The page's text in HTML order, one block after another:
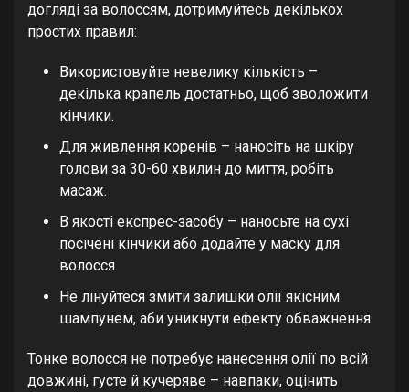
догляді за волоссям, дотримуйтесь декількох
простих правил:
Використовуйте невелику кількість –
декілька крапель достатньо, щоб зволожити
кінчики.
Для живлення коренів – наносіть на шкіру
голови за 30-60 хвилин до миття, робіть
масаж.
В якості експрес-засобу – наносьте на сухі
посічені кінчики або додайте у маску для
волосся.
Не лінуйтеся змити залишки олії якісним
шампунем, аби уникнути ефекту обважнення.
Тонке волосся не потребує нанесення олії по всій
довжині, густе й кучеряве – навпаки, оцінить